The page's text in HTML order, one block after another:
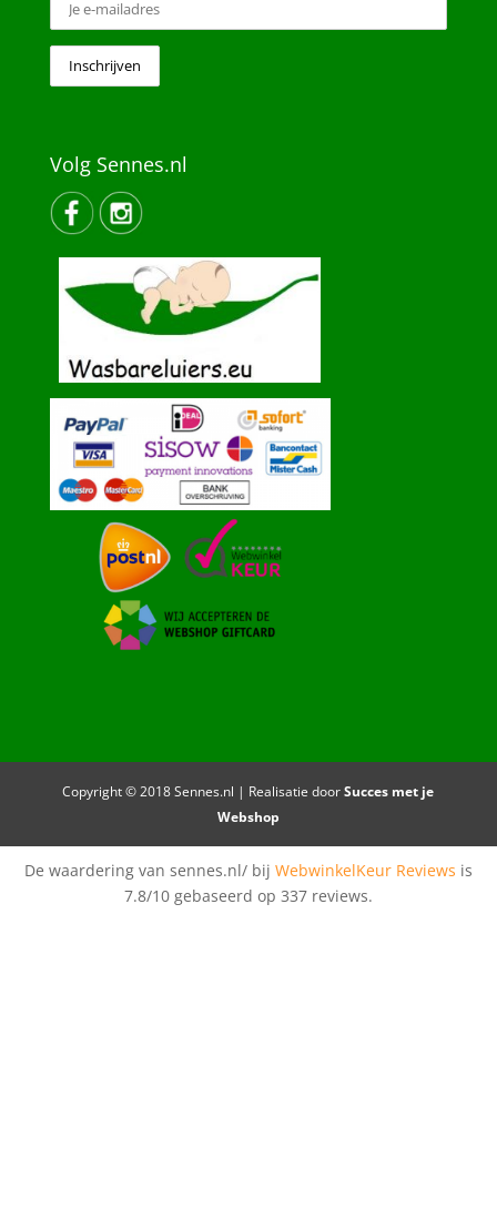
Volg Sennes.nl
Copyright © 2018 Sennes.nl | Realisatie doorSucces met je
Webshop
De waardering van sennes.nl/ bij WebwinkelKeur Reviews is
7.8/10 gebaseerd op 337 reviews.